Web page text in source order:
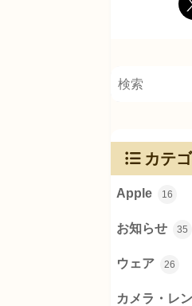
カテ
Apple 16
お知らせ 35
ウェア 26
カメラ・レ